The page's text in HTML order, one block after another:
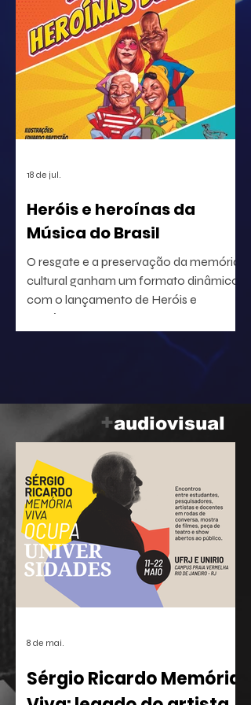
dados. Com a aceleração da produção
e a distribuição em escala global, a
identificação precisa de ativos musicais
tornou-se a premissa básica para a
correta circulação de rendimentos e
para a segurança jurídica de quem
utiliza o repertório.
Heróis e heroínas da
Música do Brasil
O resgate e a preservação da memória
cultural ganham um formato dinâmico
com o lançamento de Heróis e
heroínas da MPB. O projeto, idealizado
pelo radialista e produtor Geraldo Leite
— integrante do grupo Rumo, nome
Baptistão, propõe uma navegação
interativa pela história da música
popular brasileira.
18 de jul.
+audiovisual
Sérgio Ricardo Memória
8 de mai.